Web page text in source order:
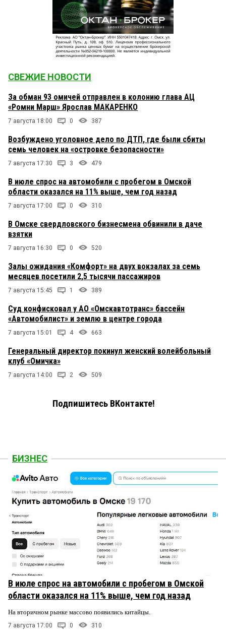
СВЕЖИЕ НОВОСТИ
За обман 93 омичей отправлен в колонию глава АЦ
«Ромни Марш» Ярослав МАКАРЕНКО
7 августа 18:00 0 387
Возбуждено уголовное дело по ДТП, где были сбиты
семь человек на «островке безопасности»
7 августа 17:30 3 479
В июле спрос на автомобили с пробегом в Омской
области оказался на 11% выше, чем год назад
7 августа 17:00 0 310
В Омске свердловского бизнесмена обвинили в даче
взятки
7 августа 16:30 0 520
Залы ожидания «Комфорт» на двух вокзалах за семь
месяцев посетили 2,5 тысячи пассажиров
7 августа 15:45 1 389
Суд конфисковал у АО «Омскавтотранс» бассейн
«Автомобилист» и землю в центре города
7 августа 15:01 4 663
Генеральный директор покинул женский волейбольный
клуб «Омичка»
7 августа 14:00 2 509
Подпишитесь ВКонтакте!
БИЗНЕС
В июле спрос на автомобили с пробегом в Омской
области оказался на 11% выше, чем год назад
На вторичном рынке массово появились китайцы.
7 августа 17:00 0 310